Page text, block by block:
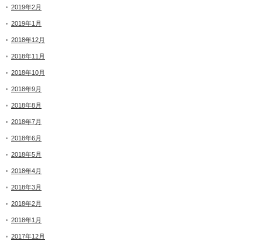
2019年2月
2019年1月
2018年12月
2018年11月
2018年10月
2018年9月
2018年8月
2018年7月
2018年6月
2018年5月
2018年4月
2018年3月
2018年2月
2018年1月
2017年12月